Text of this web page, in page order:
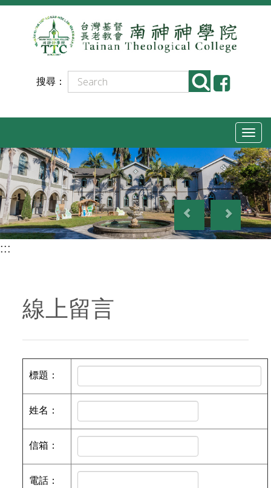
跳
搜尋：
T
o
g
g
l
e
a
t
o
P
r
e
e
x
:::
線上留言
標題 ：
姓名 ：
信箱 ：
電話 ：